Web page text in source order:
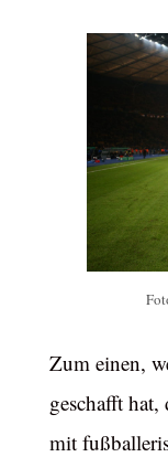
Zum einen,
geschafft
mit